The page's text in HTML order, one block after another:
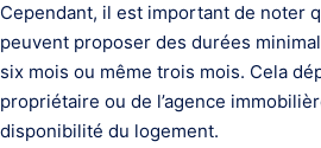
Cependant, il est important de noter
peuvent proposer des durées
six mois ou même trois mois. Cela
propriétaire ou de l’agence
disponibilité du logement.